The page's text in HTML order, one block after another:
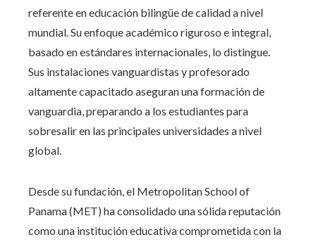
referente en educación bilingüe de calidad a nivel
mundial. Su enfoque académico riguroso e integral,
basado en estándares internacionales, lo distingue.
Sus instalaciones vanguardistas y profesorado
altamente capacitado aseguran una formación de
vanguardia, preparando a los estudiantes para
sobresalir en las principales universidades a nivel
global.
Desde su fundación, el Metropolitan School of
Panama (MET) ha consolidado una sólida reputación
como una institución educativa comprometida con la